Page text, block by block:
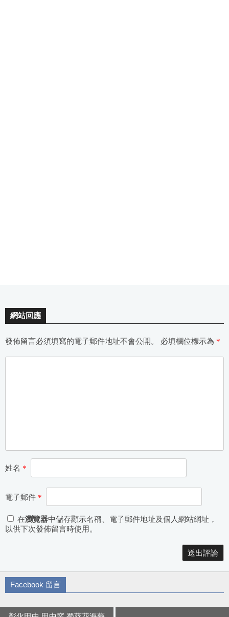
網站回應
發佈留言必須填寫的電子郵件地址不會公開。 必填欄位標示為 *
姓名 *
電子郵件 *
在瀏覽器中儲存顯示名稱、電子郵件地址及個人網站網址，
以供下次發佈留言時使用。
Facebook 留言